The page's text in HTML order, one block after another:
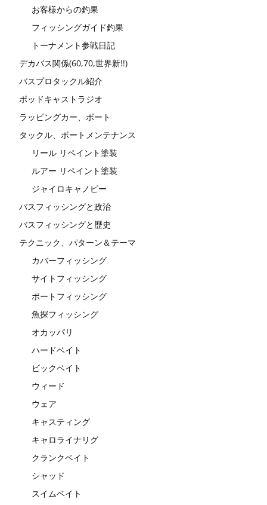
お客様からの釣果
フィッシングガイド釣果
トーナメント参戦日記
デカバス関係(60,70,世界新!!)
バスプロタックル紹介
ポッドキャストラジオ
ラッピングカー、ボート
タックル、ボートメンテナンス
リール リペイント塗装
ルアー リペイント塗装
ジャイロキャノピー
バスフィッシングと政治
バスフィッシングと歴史
テクニック、パターン＆テーマ
カバーフィッシング
サイトフィッシング
ボートフィッシング
魚探フィッシング
オカッパリ
ハードベイト
ビックベイト
ウィード
ウェア
キャスティング
キャロライナリグ
クランクベイト
シャッド
スイムベイト